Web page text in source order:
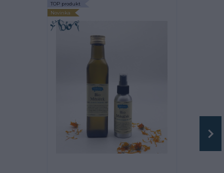
TOP produkt
Novinka